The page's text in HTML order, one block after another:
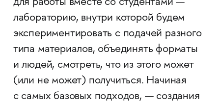
для работы вместе со студентами —
лабораторию, внутри которой будем
экспериментировать с подачей разного
типа материалов, объединять форматы
и людей, смотреть, что из этого может
(или не может) получиться. Начиная
с самых базовых подходов, — создания